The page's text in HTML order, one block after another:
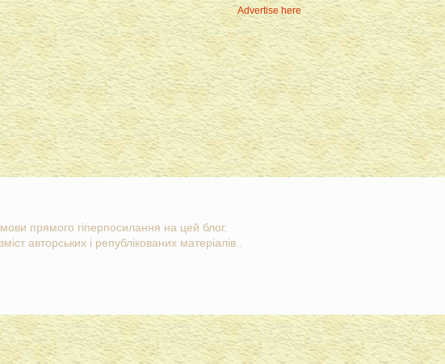
Advertise here
прямого гіперпосилання на цей блог.
авторських і републікованих матеріалів..